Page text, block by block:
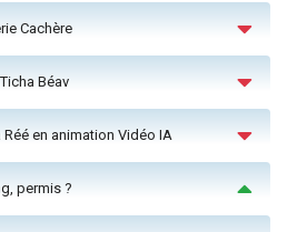
Cachère
Béav
Réé en animation Vidéo IA
permis ?